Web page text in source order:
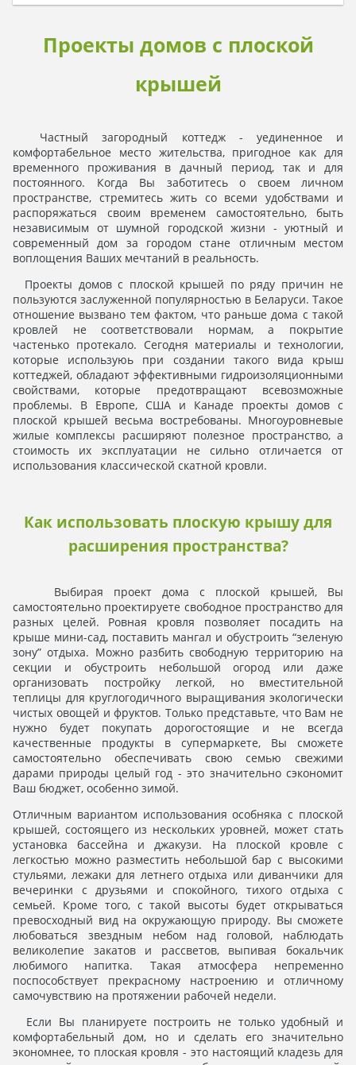
Проекты домов с плоской
крышей
Частный загородный коттедж - уединенное и
комфортабельное место жительства, пригодное как для
временного проживания в дачный период, так и для
постоянного. Когда Вы заботитесь о своем личном
пространстве, стремитесь жить со всеми удобствами и
распоряжаться своим временем самостоятельно, быть
независимым от шумной городской жизни - уютный и
современный дом за городом стане отличным местом
воплощения Ваших мечтаний в реальность.
Проекты домов с плоской крышей по ряду причин не
пользуются заслуженной популярностью в Беларуси. Такое
отношение вызвано тем фактом, что раньше дома с такой
кровлей не соответствовали нормам, а покрытие
частенько протекало. Сегодня материалы и технологии,
которые используюь при создании такого вида крыш
коттеджей, обладают эффективными гидроизоляционными
свойствами, которые предотвращают всевозможные
проблемы. В Европе, США и Канаде проекты домов с
плоской крышей весьма востребованы. Многоуровневые
жилые комплексы расширяют полезное пространство, а
стоимость их эксплуатации не сильно отличается от
использования классической скатной кровли.
Как использовать плоскую крышу для
расширения пространства?
Выбирая проект дома с плоской крышей, Вы
самостоятельно проектируете свободное пространство для
разных целей. Ровная кровля позволяет посадить на
крыше мини-сад, поставить мангал и обустроить “зеленую
зону” отдыха. Можно разбить свободную территорию на
секции и обустроить небольшой огород или даже
организовать постройку легкой, но вместительной
теплицы для круглогодичного выращивания экологически
чистых овощей и фруктов. Только представьте, что Вам не
нужно будет покупать дорогостоящие и не всегда
качественные продукты в супермаркете, Вы сможете
самостоятельно обеспечивать свою семью свежими
дарами природы целый год - это значительно сэкономит
Ваш бюджет, особенно зимой.
Отличным вариантом использования особняка с плоской
крышей, состоящего из нескольких уровней, может стать
установка бассейна и джакузи. На плоской кровле с
легкостью можно разместить небольшой бар с высокими
стульями, лежаки для летнего отдыха или диванчики для
вечеринки с друзьями и спокойного, тихого отдыха с
семьей. Кроме того, с такой высоты будет открываться
превосходный вид на окружающую природу. Вы сможете
любоваться звездным небом над головой, наблюдать
великолепие закатов и рассветов, выпивая бокальчик
любимого напитка. Такая атмосфера непременно
поспособствует прекрасному настроению и отличному
самочувствию на протяжении рабочей недели.
Если Вы планируете построить не только удобный и
комфортабельный дом, но и сделать его значительно
экономнее, то плоская кровля - это настоящий кладезь для